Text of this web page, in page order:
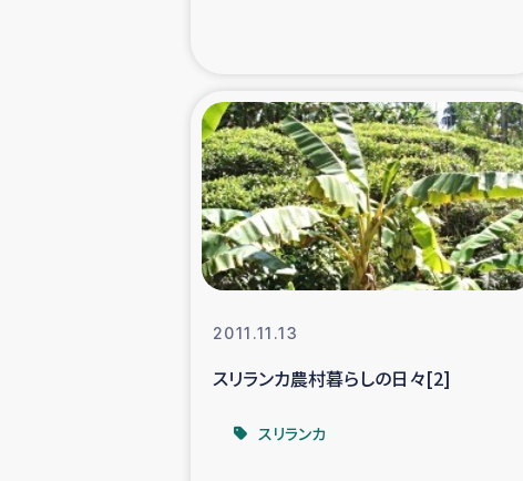
民際教
トルコ・シリア地
コーヒー生
アグロフォレスト
2011.11.13
スリランカ農村暮らしの日々[2]
スリランカ